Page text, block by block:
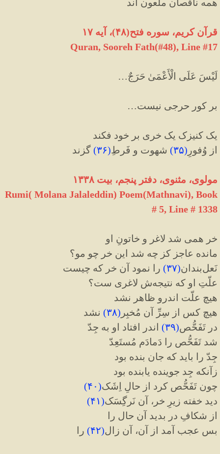
همه ناقصان ملعون اند
قرآن کریم، سوره فتح(۴۸)، آیه ۱۷
Quran, Sooreh Fath(#48), Line #17
لَيْسَ عَلَى الْأَعْمَىٰ حَرَجٌ…
بر كور حرجى نيست…
یک کنیزک یک خری بر خود فکند
از وُفورِ (۳۵) شهوت و فَرطِ(۳۶) گزند
مولوی، مثنوی، دفتر پنجم، بیت ۱۳۳۸
Rumi( Molana Jalaleddin) Poem(Mathnavi), Book
# 5, Line # 1338
خر همی شد لاغر و خاتونِ او
مانده عاجز کز چه شد این خر چو مو؟
نَعل‌بندان(۳۷) را نمود آن خر که چیست
علّتِ او که نتیجه‌ش لاغری ست؟
هیچ علّت اندرو ظاهر نشد
هیچ کس از سِرِّ آن مُخبِر (۳۸) نشد
در تَفَحُّص(۳۹) اندر افتاد او به جِدّ
شد تَفَحُّص را دَمادَم مُستَعِدّ
جِدّ را باید که جان بنده بود
زآنکه جِد جوینده یابنده بود
چون تَفَحُّص کرد از حالِ اِشَک(۴۰)
دید خفته زیرِ خر، آن نَرگِسَک(۴۱)
از شکافِ در بدید آن حال را
بس عجب آمد از آن، آن زال(۴۲) را